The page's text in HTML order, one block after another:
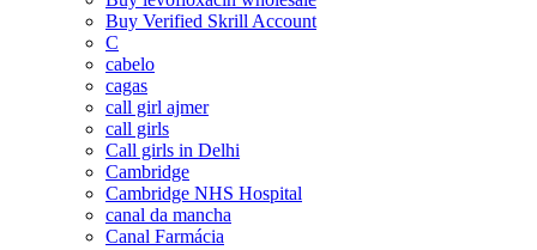
Buy Verified Skrill Account
C
cabelo
cagas
call girl ajmer
call girls
Call girls in Delhi
Cambridge
Cambridge NHS Hospital
canal da mancha
Canal Farmácia